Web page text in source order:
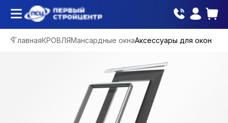
ГлавнаяКРОВЛЯМансардные окнаАксессуары для окон